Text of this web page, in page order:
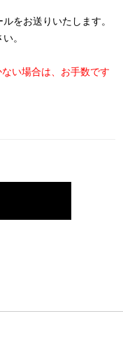
をお送りいたします。
。
い場合は、お手数です